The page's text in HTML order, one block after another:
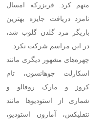
متهم کرد. فریزرکه امسال
نامزد دریافت جایزه بهترین
بازیگر مرد گلدن گلوب شد،
در این مراسم شرکت نکرد.
چهره‌های مشهور دیگری مانند
اسکارلت جوهانسون، تام
کروز و مارک روفالو و
شماری از استودیوها مانند
نتفلیکس، آمازون استودیو،